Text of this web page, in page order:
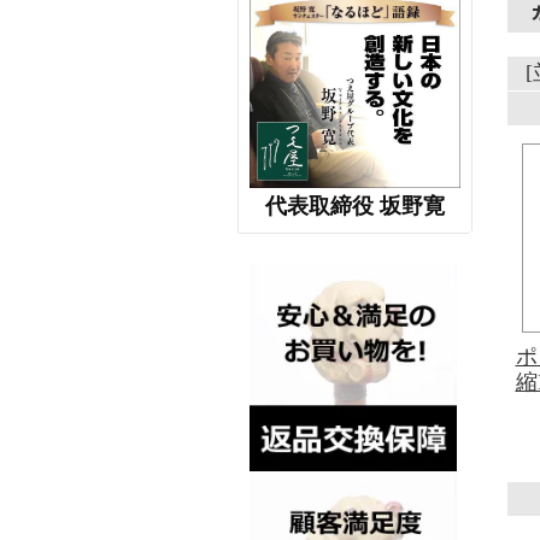
代表取締役 坂野寛
[